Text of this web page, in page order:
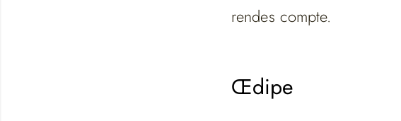
rendes compte.
Œdipe